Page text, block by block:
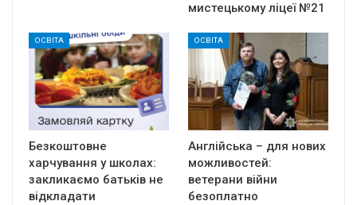
мистецькому ліцеї №21
ОСВІТА
Безкоштовне
харчування у школах:
закликаємо батьків не
відкладати
ОСВІТА
Англійська – для нових
можливостей:
ветерани війни
безоплатно